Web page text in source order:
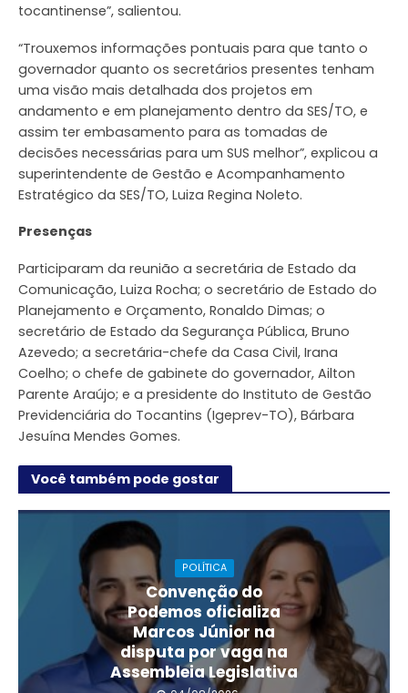
tocantinense”, salientou.
“Trouxemos informações pontuais para que tanto o
governador quanto os secretários presentes tenham
uma visão mais detalhada dos projetos em
andamento e em planejamento dentro da SES/TO, e
assim ter embasamento para as tomadas de
decisões necessárias para um SUS melhor”, explicou a
superintendente de Gestão e Acompanhamento
Estratégico da SES/TO, Luiza Regina Noleto.
Presenças
Participaram da reunião a secretária de Estado da
Comunicação, Luiza Rocha; o secretário de Estado do
Planejamento e Orçamento, Ronaldo Dimas; o
secretário de Estado da Segurança Pública, Bruno
Azevedo; a secretária-chefe da Casa Civil, Irana
Coelho; o chefe de gabinete do governador, Ailton
Parente Araújo; e a presidente do Instituto de Gestão
Previdenciária do Tocantins (Igeprev-TO), Bárbara
Jesuína Mendes Gomes.
Você também pode gostar
POLÍTICA
Convenção do
Podemos oficializa
Marcos Júnior na
disputa por vaga na
Assembleia Legislativa